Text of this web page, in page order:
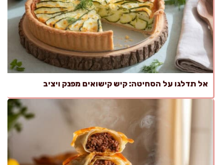
אל תדלגו על הסחיטה: קיש קישואים מפנק ויציב